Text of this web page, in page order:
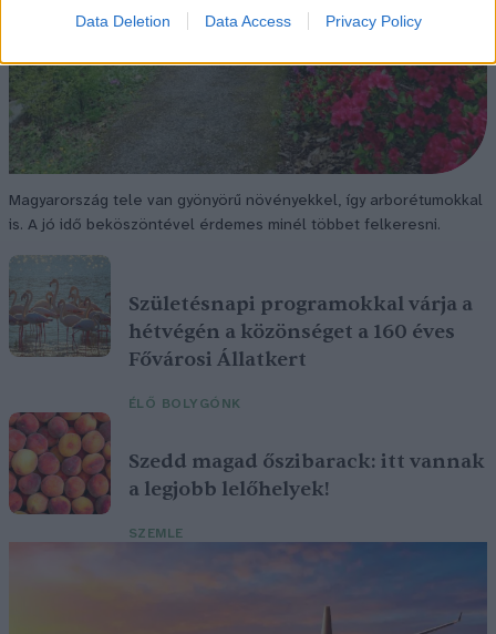
Data Deletion Data Access Privacy Policy
Magyarország tele van gyönyörű növényekkel, így arborétumokkal
is. A jó idő beköszöntével érdemes minél többet felkeresni.
Születésnapi programokkal várja a
hétvégén a közönséget a 160 éves
Fővárosi Állatkert
ÉLŐ BOLYGÓNK
Szedd magad őszibarack: itt vannak
a legjobb lelőhelyek!
SZEMLE